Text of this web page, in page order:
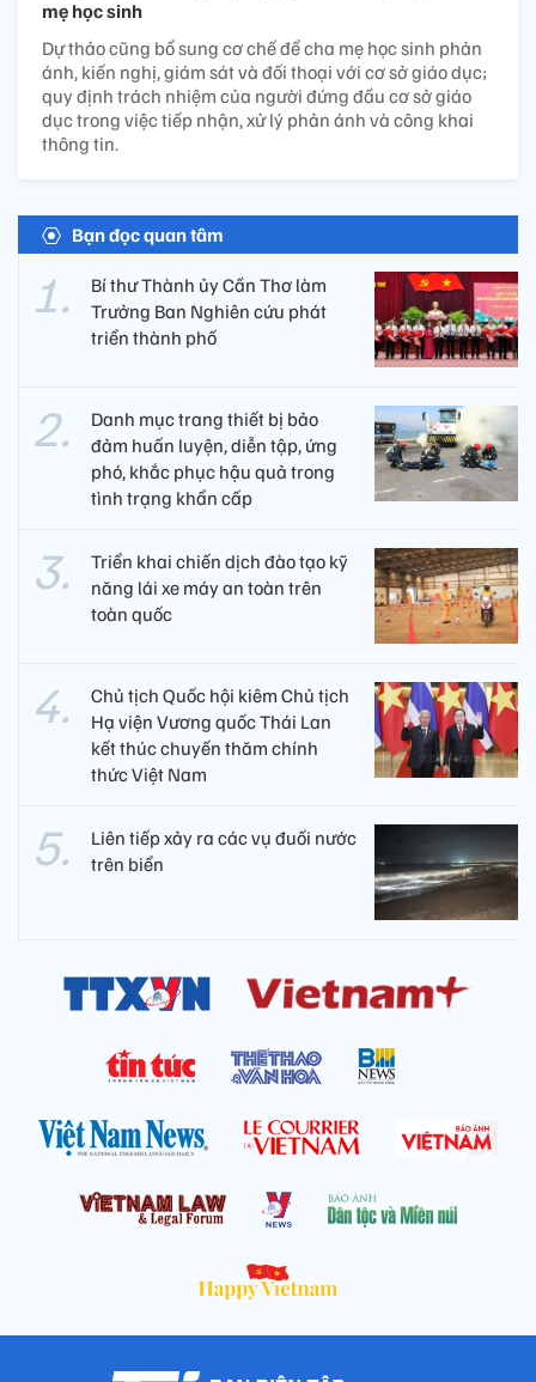
mẹ học sinh
Dự thảo cũng bổ sung cơ chế để cha mẹ học sinh phản
ánh, kiến nghị, giám sát và đối thoại với cơ sở giáo dục;
quy định trách nhiệm của người đứng đầu cơ sở giáo
dục trong việc tiếp nhận, xử lý phản ánh và công khai
thông tin.
Bạn đọc quan tâm
Bí thư Thành ủy Cần Thơ làm
Trưởng Ban Nghiên cứu phát
triển thành phố
Danh mục trang thiết bị bảo
đảm huấn luyện, diễn tập, ứng
phó, khắc phục hậu quả trong
tình trạng khẩn cấp
Triển khai chiến dịch đào tạo kỹ
năng lái xe máy an toàn trên
toàn quốc
Chủ tịch Quốc hội kiêm Chủ tịch
Hạ viện Vương quốc Thái Lan
kết thúc chuyến thăm chính
thức Việt Nam
Liên tiếp xảy ra các vụ đuối nước
trên biển